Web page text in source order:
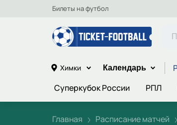
Билеты на футбол
Химки Календарь
Суперкубок России
РПЛ
Главная Расписание матчей